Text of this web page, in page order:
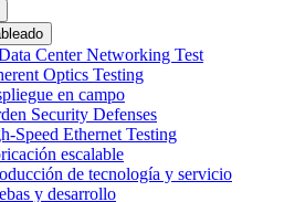
Center Networking Test
Optics Testing
en campo
Security Defenses
Speed Ethernet Testing
escalable
de tecnología y servicio
y desarrollo